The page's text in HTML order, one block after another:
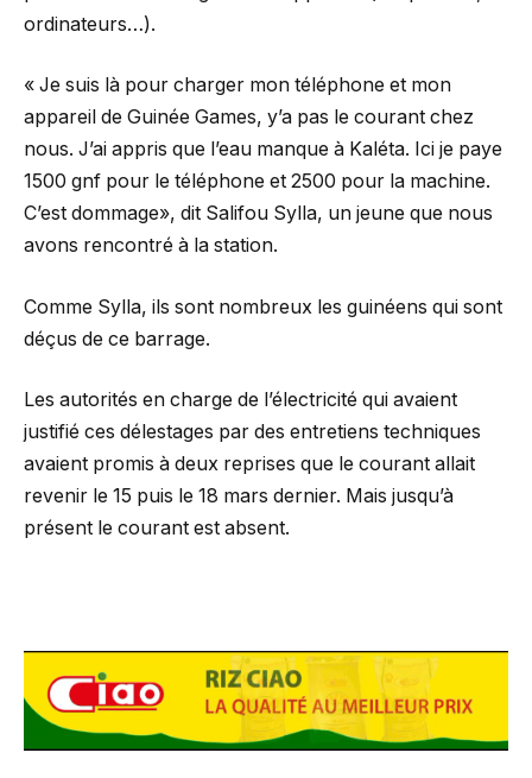
ordinateurs…).
« Je suis là pour charger mon téléphone et mon
appareil de Guinée Games, y’a pas le courant chez
nous. J’ai appris que l’eau manque à Kaléta. Ici je paye
1500 gnf pour le téléphone et 2500 pour la machine.
C’est dommage», dit Salifou Sylla, un jeune que nous
avons rencontré à la station.
Comme Sylla, ils sont nombreux les guinéens qui sont
déçus de ce barrage.
Les autorités en charge de l’électricité qui avaient
justifié ces délestages par des entretiens techniques
avaient promis à deux reprises que le courant allait
revenir le 15 puis le 18 mars dernier. Mais jusqu’à
présent le courant est absent.